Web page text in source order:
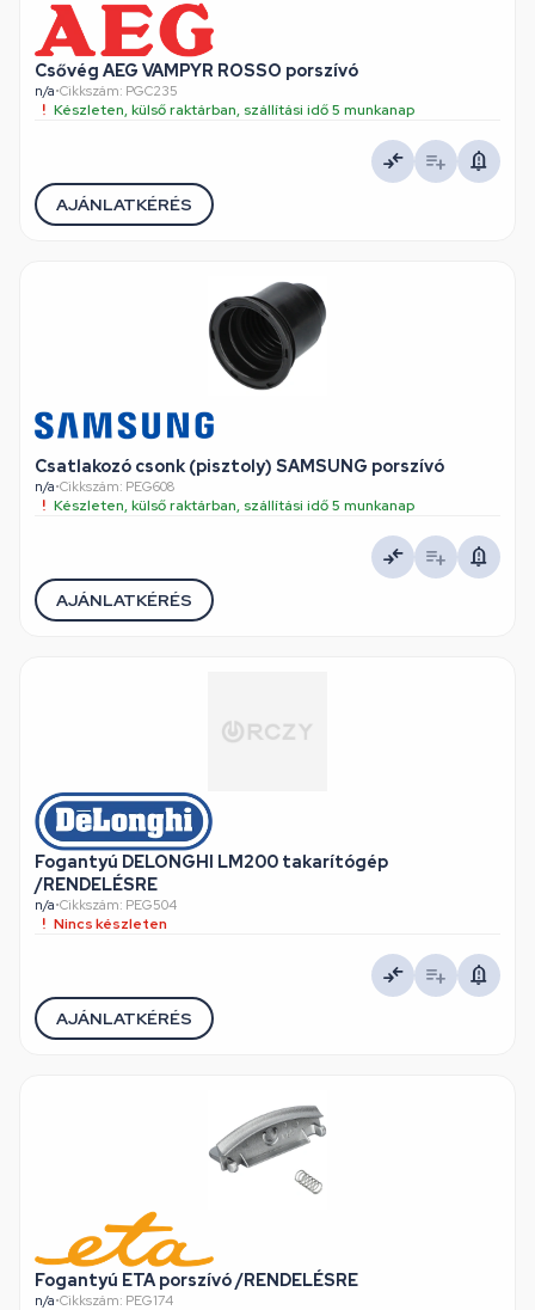
Csővég AEG VAMPYR ROSSO porszívó
n/a•Cikkszám: PGC235
Készleten, külső raktárban, szállítási idő 5 munkanap
AJÁNLATKÉRÉS
Csatlakozó csonk (pisztoly) SAMSUNG porszívó
n/a•Cikkszám: PEG608
Készleten, külső raktárban, szállítási idő 5 munkanap
AJÁNLATKÉRÉS
Fogantyú DELONGHI LM200 takarítógép
/RENDELÉSRE
n/a•Cikkszám: PEG504
Nincs készleten
AJÁNLATKÉRÉS
Fogantyú ETA porszívó /RENDELÉSRE
n/a•Cikkszám: PEG174